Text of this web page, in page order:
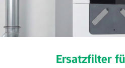
Ersatzfilter